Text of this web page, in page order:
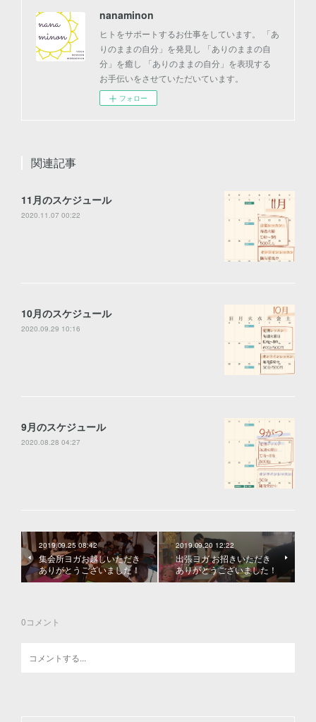
nanaminon
ヒトをサポートするお仕事をしています。 「あ
りのままの自分」を発見し 「ありのままの自
分」を癒し 「ありのままの自分」を表現する
お手伝いをさせていただいています。
フォロー
関連記事
11月のスケジュール
2020.11.07 00:22
10月のスケジュール
2020.09.29 10:16
9月のスケジュール
2020.08.28 04:27
2019.09.25 08:42
集会所ヨガお越しいただき
ありがとうございました！
2019.09.20 12:22
出張ヨガ お招きいただき
ありがとうございました！
0コメント